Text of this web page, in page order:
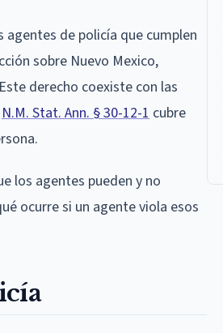
de policía que cumplen
sobre Nuevo Mexico,
derecho coexiste con las
N.M. Stat. Ann. § 30-12-1 cubre
los agentes pueden y no
ocurre si un agente viola esos